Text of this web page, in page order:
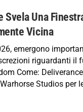
Svela Una
Vicina
emergono
riguardanti il
Come:
Studios per